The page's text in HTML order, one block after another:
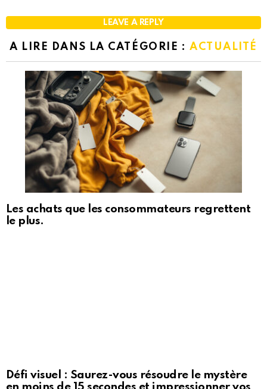
LEAVE A REPLY
A LIRE DANS LA CATÉGORIE : ACTUALITÉ
Les achats que les consommateurs regrettent
le plus.
Défi visuel : Saurez-vous résoudre le mystère
en moins de 15 secondes et impressionner vos